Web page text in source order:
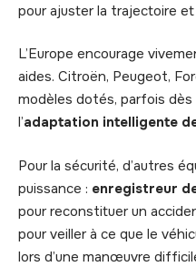
pour ajuster la trajectoire et
L’Europe encourage
aides. Citroën, Peugeot,
modèles dotés, parfois dès
l’adaptation intelligente
Pour la sécurité, d’autres
puissance : enregistreur
pour reconstituer un
pour veiller à ce que le
lors d’une manœuvre